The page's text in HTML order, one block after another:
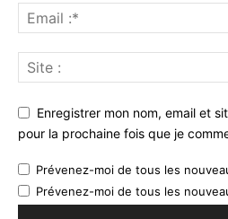
Enregistrer mon nom, email et
pour la prochaine fois que je
Prévenez-moi de tous les
Prévenez-moi de tous les